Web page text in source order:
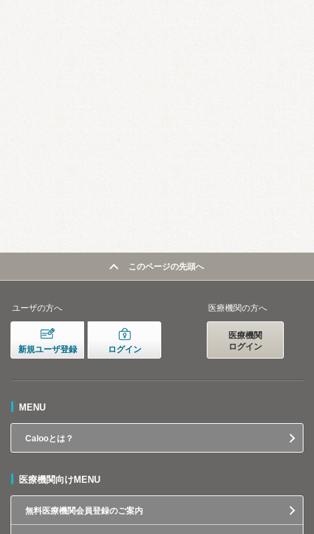
このページの先頭へ
ユーザの方へ
新規ユーザ登録 ログイン
医療機関の方へ
医療機関
ログイン
MENU
Calooとは？
医療機関向けMENU
無料医療機関会員登録のご案内